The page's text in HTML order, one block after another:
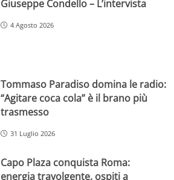
Giuseppe Condello – L’intervista
4 Agosto 2026
Tommaso Paradiso domina le radio:
“Agitare coca cola” è il brano più
trasmesso
31 Luglio 2026
Capo Plaza conquista Roma:
energia travolgente, ospiti a